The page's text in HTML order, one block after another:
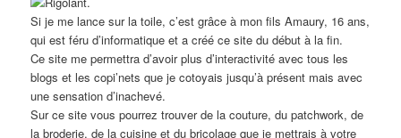
Si je me lance sur la toile, c’est grâce à mon fils Amaury, 16 ans,
qui est féru d’informatique et a créé ce site du début à la fin.
Ce site me permettra d’avoir plus d’interactivité avec tous les
blogs et les copi’nets que je cotoyais jusqu’à présent mais avec
une sensation d’inachevé.
Sur ce site vous pourrez trouver de la couture, du patchwork, de
la broderie, de la cuisine et du bricolage que je mettrais à votre